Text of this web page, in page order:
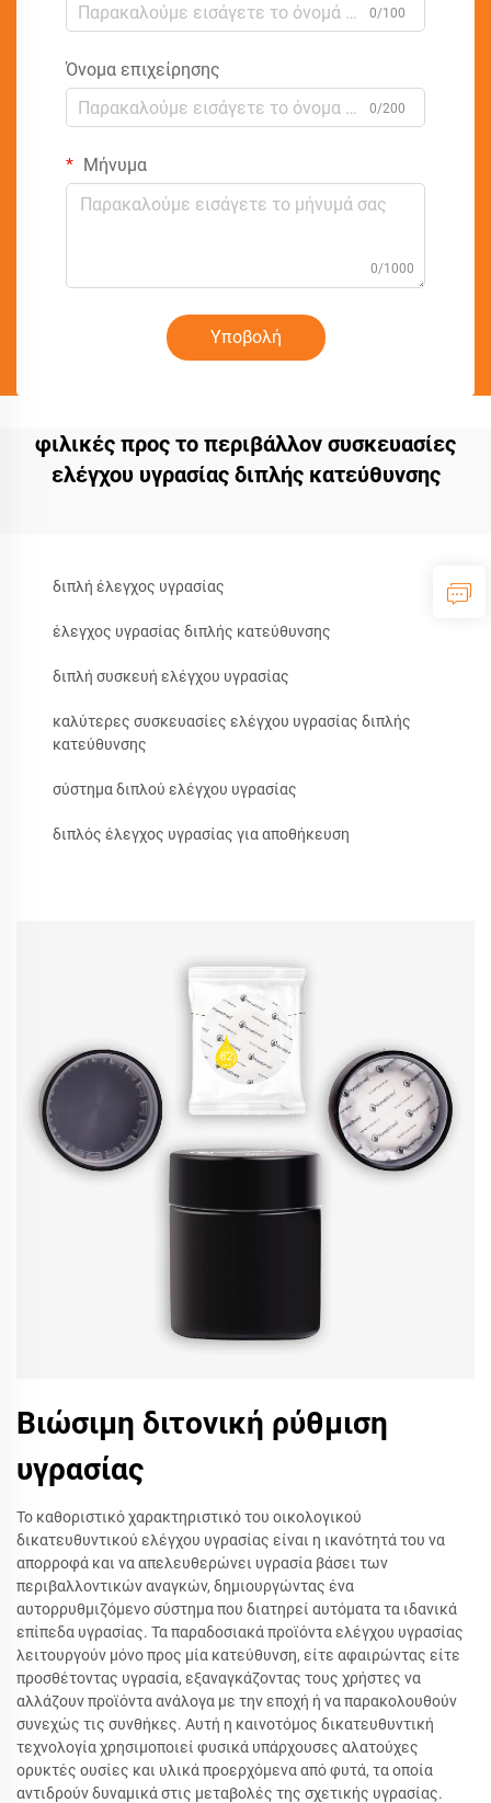
0/100
Όνομα επιχείρησης
0/200
Μήνυμα
0/1000
Υποβολή
φιλικές προς το περιβάλλον συσκευασίες
ελέγχου υγρασίας διπλής κατεύθυνσης
διπλή έλεγχος υγρασίας
έλεγχος υγρασίας διπλής κατεύθυνσης
διπλή συσκευή ελέγχου υγρασίας
καλύτερες συσκευασίες ελέγχου υγρασίας διπλής
κατεύθυνσης
σύστημα διπλού ελέγχου υγρασίας
διπλός έλεγχος υγρασίας για αποθήκευση
Βιώσιμη διτονική ρύθμιση
υγρασίας
Το καθοριστικό χαρακτηριστικό του οικολογικού
δικατευθυντικού ελέγχου υγρασίας είναι η ικανότητά του να
απορροφά και να απελευθερώνει υγρασία βάσει των
περιβαλλοντικών αναγκών, δημιουργώντας ένα
αυτορρυθμιζόμενο σύστημα που διατηρεί αυτόματα τα ιδανικά
επίπεδα υγρασίας. Τα παραδοσιακά προϊόντα ελέγχου υγρασίας
λειτουργούν μόνο προς μία κατεύθυνση, είτε αφαιρώντας είτε
προσθέτοντας υγρασία, εξαναγκάζοντας τους χρήστες να
αλλάζουν προϊόντα ανάλογα με την εποχή ή να παρακολουθούν
συνεχώς τις συνθήκες. Αυτή η καινοτόμος δικατευθυντική
τεχνολογία χρησιμοποιεί φυσικά υπάρχουσες αλατούχες
ορυκτές ουσίες και υλικά προερχόμενα από φυτά, τα οποία
αντιδρούν δυναμικά στις μεταβολές της σχετικής υγρασίας.